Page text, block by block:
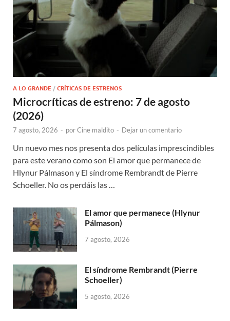
A LO GRANDE / CRÍTICAS DE ESTRENOS
Microcríticas de estreno: 7 de agosto
(2026)
7 agosto, 2026 - porCine maldito - Dejar un comentario
Un nuevo mes nos presenta dos películas imprescindibles
para este verano como son El amor que permanece de
Hlynur Pálmason y El síndrome Rembrandt de Pierre
Schoeller. No os perdáis las …
El amor que permanece (Hlynur
Pálmason)
7 agosto, 2026
El síndrome Rembrandt (Pierre
Schoeller)
5 agosto, 2026